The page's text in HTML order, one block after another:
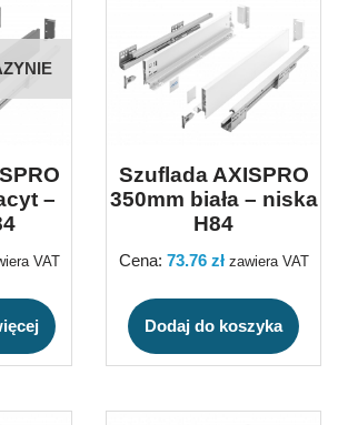
–
VAT
Szuflada AXISPRO
350mm biała – niska
H84
Cena: 73.76 zł zawiera VAT
Dodaj do koszyka